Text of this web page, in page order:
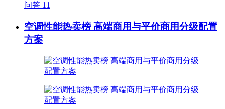
问答 11
空调性能热卖榜 高端商用与平价商用分级配置
方案